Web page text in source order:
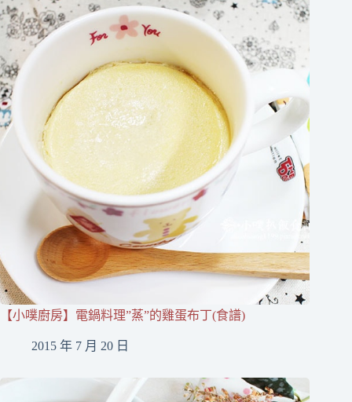
【小噗廚房】電鍋料理”蒸”的雞蛋布丁(食譜)
2015 年 7 月 20 日